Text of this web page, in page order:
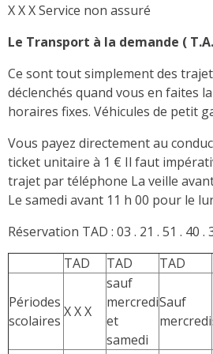
X X X Service non assuré
Le Transport à la demande (
Ce sont tout simplement des
déclenchés quand vous en faites
horaires fixes. Véhicules de petit
Vous payez directement au
ticket unitaire à 1 € Il faut
trajet par téléphone La veille
Le samedi avant 11 h 00 pour le
Réservation TAD : 03 . 21 . 51 . 40 .
TAD
TAD TAD
Périodes
scolaires
X X X
sauf
mercredi
et
samedi
Sauf
mercredi